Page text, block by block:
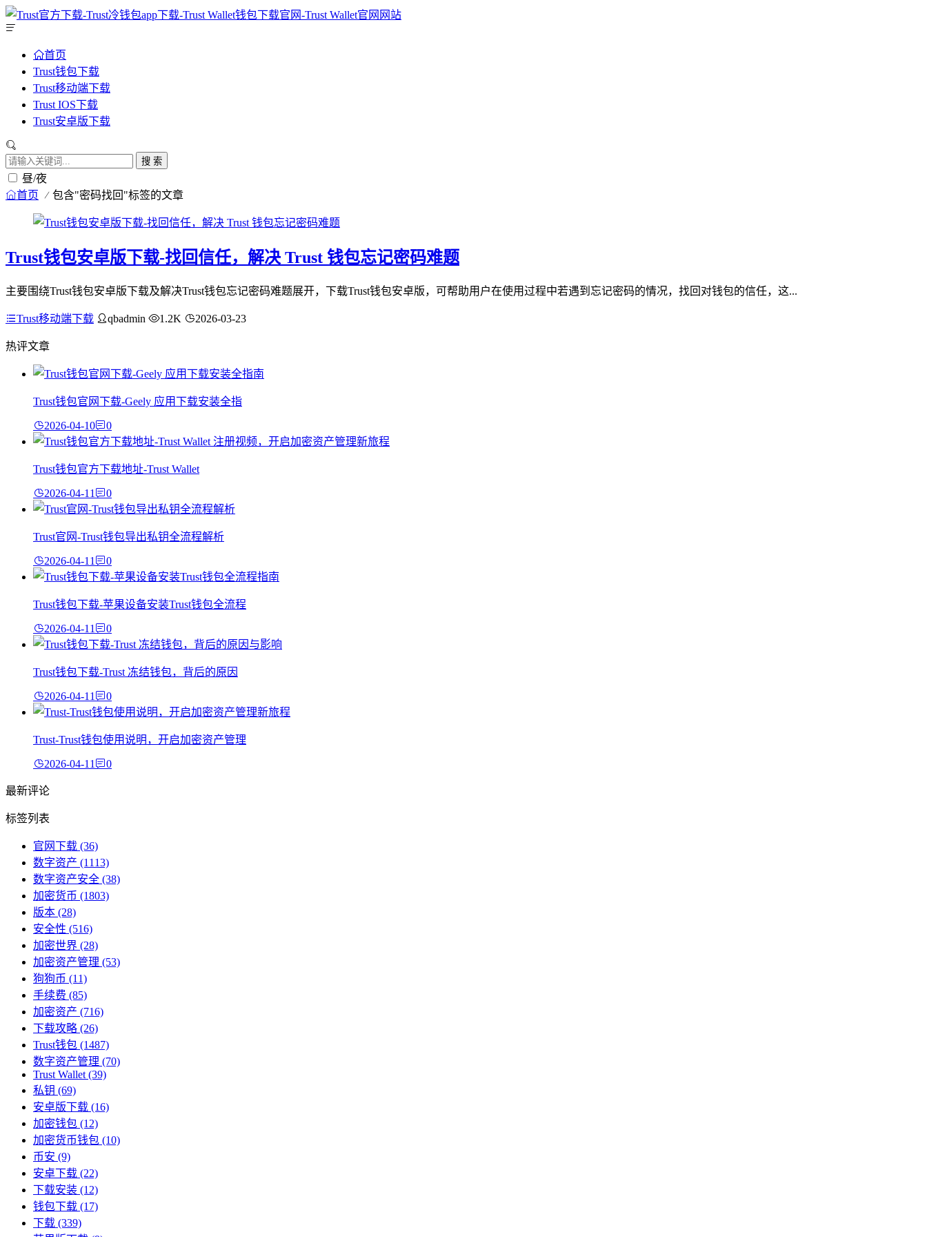
首页
Trust钱包下载
Trust移动端下载
Trust IOS下载
Trust安卓版下载
搜 索
昼/夜
首页 包含"密码找回"标签的文章
Trust钱包安卓版下载-找回信任，解决 Trust 钱包忘记密码难题
主要围绕Trust钱包安卓版下载及解决Trust钱包忘记密码难题展开，下载Trust钱包安卓版，可帮助用户在使用过程中若遇到忘记密码的情况，找回对钱包的信任，这...
Trust移动端下载 qbadmin 1.2K 2026-03-23
热评文章
Trust钱包官网下载-Geely 应用下载安装全指
2026-04-10 0
Trust钱包官方下载地址-Trust Wallet
2026-04-11 0
Trust官网-Trust钱包导出私钥全流程解析
2026-04-11 0
Trust钱包下载-苹果设备安装Trust钱包全流程
2026-04-11 0
Trust钱包下载-Trust 冻结钱包，背后的原因
2026-04-11 0
Trust-Trust钱包使用说明，开启加密资产管理
2026-04-11 0
最新评论
标签列表
官网下载 (36)
数字资产 (1113)
数字资产安全 (38)
加密货币 (1803)
版本 (28)
安全性 (516)
加密世界 (28)
加密资产管理 (53)
狗狗币 (11)
手续费 (85)
加密资产 (716)
下载攻略 (26)
Trust钱包 (1487)
数字资产管理 (70)
Trust Wallet (39)
私钥 (69)
安卓版下载 (16)
加密钱包 (12)
加密货币钱包 (10)
币安 (9)
安卓下载 (22)
下载安装 (12)
钱包下载 (17)
下载 (339)